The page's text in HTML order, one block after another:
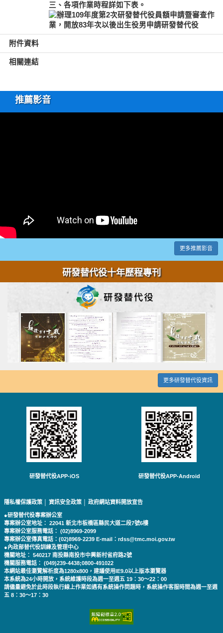
三、各項作業時程詳如下表。
附件資料
相關連結
推薦影音
更多推薦影音
研發替代役十年歷程專刊
更多研發替代役資訊
研發替代役APP-iOS 研發替代役APP-Android
隱私權保護政策 資訊安全政策 政府網站資料開放宣告
●研發替代役專案辦公室
專案辦公室地址： 22041 新北市板橋區縣民大道二段7號6樓
專案辦公室服務電話： (02)8969-2099
專案辦公室傳真電話：(02)8969-2239 E-mail：rdss@tmc.moi.gov.tw
●內政部替代役訓練及管理中心
機關地址： 540217 南投縣南投市中興新村省府路2號
機關服務電話： (049)239-4438;0800-491022
本網站最佳瀏覽解析度為1280x800，建議使用IE9.0以上版本瀏覽器
本系統為24小時開放，系統維護時段為週一至週五 19：30～22：00
請儘量避免於此時段執行線上作業如遇有系統操作問題時，系統操作客服時間為週一至週
五 8：30～17：30